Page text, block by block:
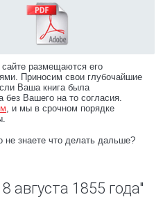
сайте размещаются его
Приносим свои глубочайшие
Ваша книга была
без Вашего на то согласия.
, и мы в срочном порядке
не знаете что делать дальше?
августа 1855 года"